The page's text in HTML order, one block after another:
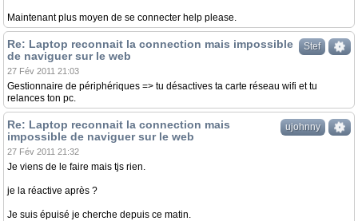
Maintenant plus moyen de se connecter help please.
Stef
Re: Laptop reconnait la connection mais impossible
de naviguer sur le web
27 Fév 2011 21:03
Gestionnaire de périphériques => tu désactives ta carte réseau wifi et tu
relances ton pc.
ujohnny
Re: Laptop reconnait la connection mais
impossible de naviguer sur le web
27 Fév 2011 21:32
Je viens de le faire mais tjs rien.
je la réactive après ?
Je suis épuisé je cherche depuis ce matin.